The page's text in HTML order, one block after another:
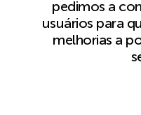
pedimos a
usuários para
melhorias a